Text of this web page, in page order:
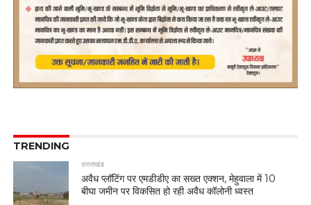
TRENDING
उत्तराखंड
अवैध प्लॉटिंग पर एमडीडीए का सख्त एक्शन, मेहुवाला में 10
बीघा जमीन पर विकसित हो रही अवैध कॉलोनी ध्वस्त